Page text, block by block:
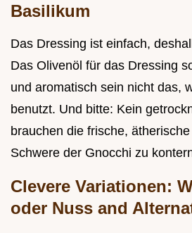
Basilikum
Das Dressing ist einfach,
Das Olivenöl für das Dressing
und aromatisch sein nicht das,
benutzt. Und bitte: Kein
brauchen die frische,
Schwere der Gnocchi zu
Clevere Variationen:
oder Nuss and